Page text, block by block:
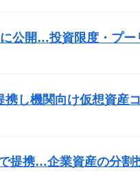
公開…投資限度・プ
し機関向け仮想資産
提携…企業資産の分割